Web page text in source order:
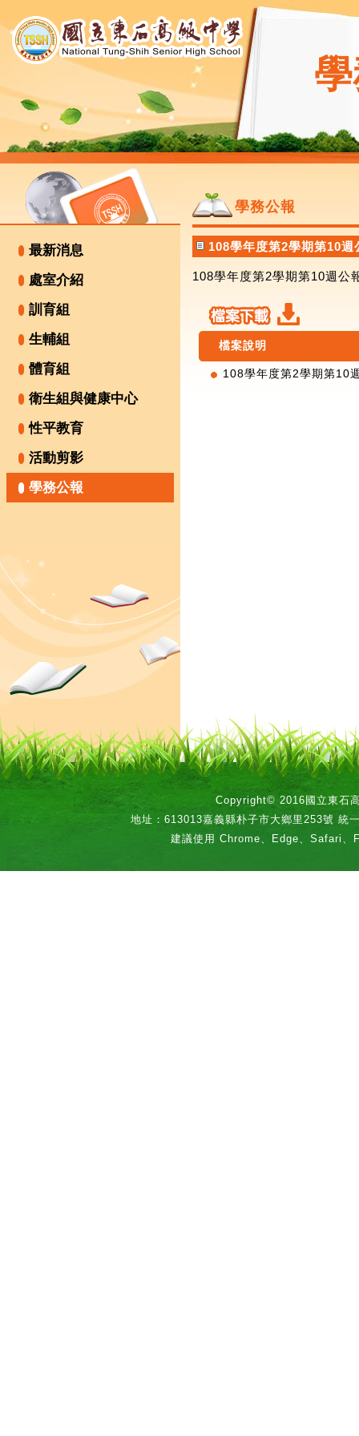
最新消息
處室介紹
訓育組
生輔組
體育組
衛生組與健康中心
性平教育
活動剪影
學務公報
學務公報
108學年度第2學期第10週
108學年度第2學期第10週公
檔案說明
108學年度第2學期第10
Copyright© 2016國立東石
地址：613013嘉義縣朴子市大鄉里253號 統
建議使用 Chrome、Edge、Safari